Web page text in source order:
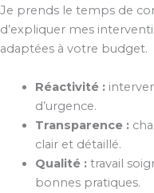
Je prends le temps de
d’expliquer mes
adaptées à votre budget.
Réactivité :
d’urgence.
Transparence :
clair et détaillé.
Qualité :travail
bonnes pratiques.